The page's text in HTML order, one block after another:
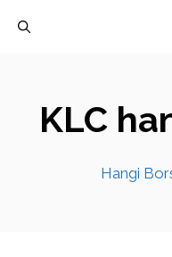
KLC
Hangi